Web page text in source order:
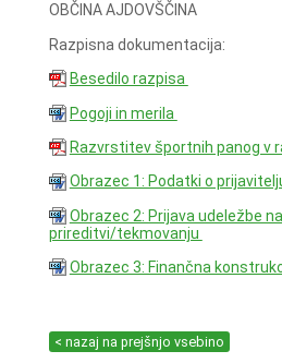
OBČINA AJDOVŠČINA
Razpisna dokumentacija:
Besedilo razpisa
Pogoji in merila
Razvrstitev športnih panog v
Obrazec 1: Podatki o
Obrazec 2: Prijava udeležbe
prireditvi/tekmovanju
Obrazec 3: Finančna
< nazaj na prejšnjo vsebino